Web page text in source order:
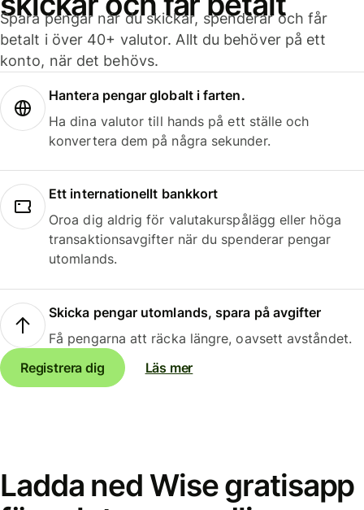
Spara pengar när du skickar, spenderar och får
betalt i över 40+ valutor. Allt du behöver på ett
konto, när det behövs.
Hantera pengar globalt i farten.
Ha dina valutor till hands på ett ställe och
konvertera dem på några sekunder.
Ett internationellt bankkort
Oroa dig aldrig för valutakurspålägg eller höga
transaktionsavgifter när du spenderar pengar
utomlands.
Skicka pengar utomlands, spara på avgifter
Få pengarna att räcka längre, oavsett avståndet.
Registrera dig
Läs mer
Ladda ned Wise gratisapp